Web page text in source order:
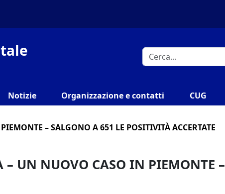
Notizie Organizzazione e contatti CUG
– SALGONO A 651 LE POSITIVITÀ ACCERTATE
– UN NUOVO CASO IN PIEMONTE –